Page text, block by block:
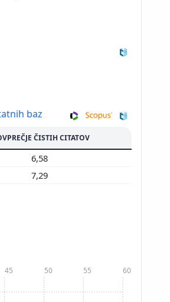
baz
ČISTIH CITATOV
6,58
7,29
45 50 55 60